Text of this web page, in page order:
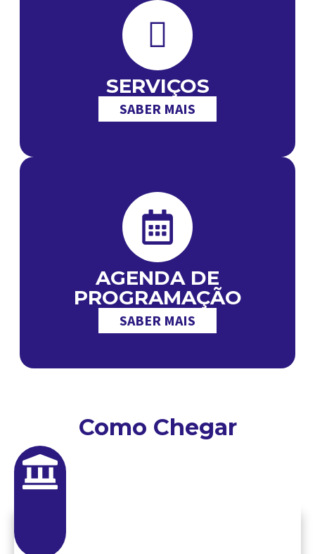
SERVIÇOS
SABER MAIS
AGENDA DE
PROGRAMAÇÃO
SABER MAIS
Como Chegar